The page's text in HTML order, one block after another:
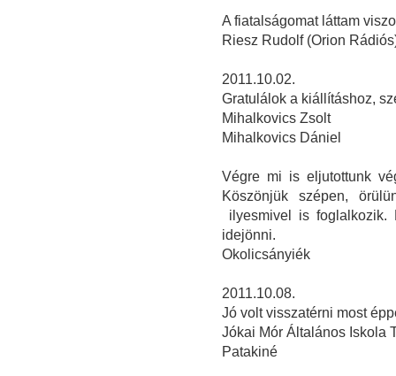
A fiatalságomat láttam
Riesz Rudolf (Orion
2011.10.02.
Gratulálok a kiállításhoz,
Mihalkovics Zsolt
Mihalkovics Dániel
Végre mi is eljutottunk
Köszönjük szépen,
ilyesmivel is foglalkozik.
idejönni.
Okolicsányiék
2011.10.08.
Jó volt visszatérni most
Jókai Mór Általános Iskola
Patakiné